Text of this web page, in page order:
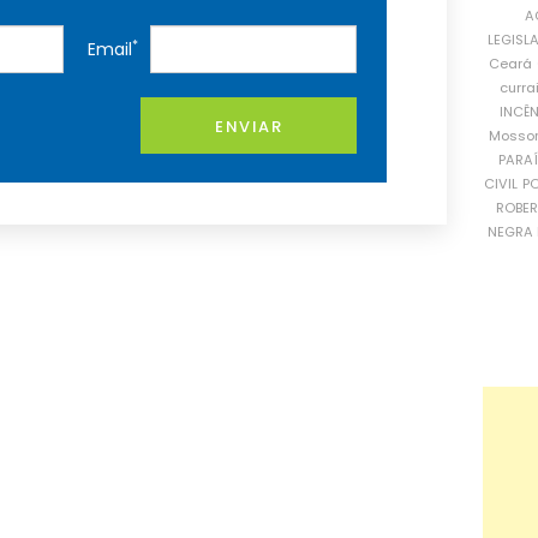
Email*
ENVIAR
Ceará
CIVIL
NEGRA